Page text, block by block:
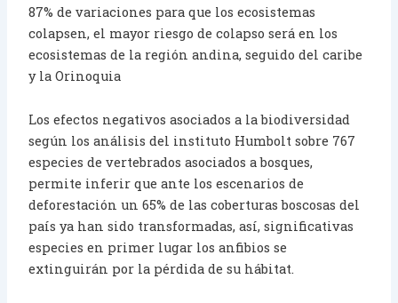
87% de variaciones para que los ecosistemas
colapsen, el mayor riesgo de colapso será en los
ecosistemas de la región andina, seguido del caribe
y la Orinoquia
Los efectos negativos asociados a la biodiversidad
según los análisis del instituto Humbolt sobre 767
especies de vertebrados asociados a bosques,
permite inferir que ante los escenarios de
deforestación un 65% de las coberturas boscosas del
país ya han sido transformadas, así, significativas
especies en primer lugar los anfibios se
extinguirán por la pérdida de su hábitat.